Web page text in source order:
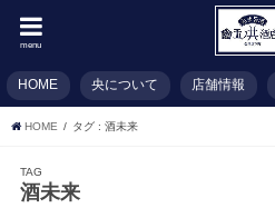
menu
HOME 央について 店舗情報
HOME タグ : 酒未来
TAG
酒未来